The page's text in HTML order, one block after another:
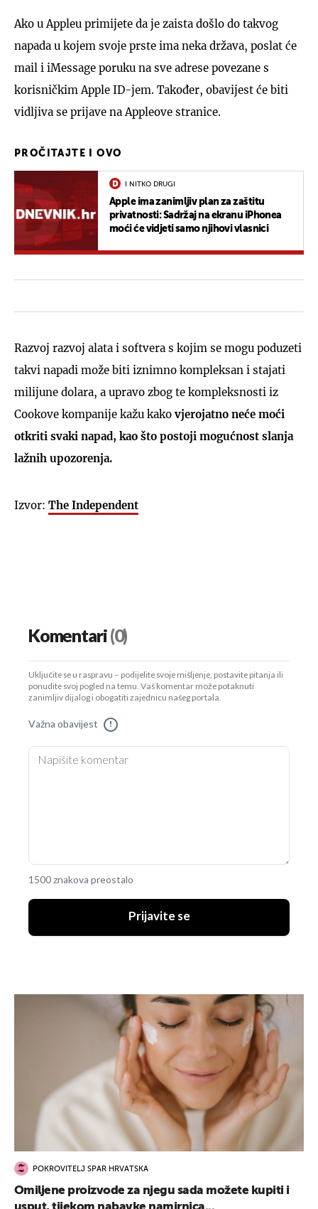
Ako u Appleu primijete da je zaista došlo do takvog
napada u kojem svoje prste ima neka država, poslat će
mail i iMessage poruku na sve adrese povezane s
korisničkim Apple ID-jem. Također, obavijest će biti
vidljiva se prijave na Appleove stranice.
PROČITAJTE I OVO
I NITKO DRUGI
Apple ima zanimljiv plan za zaštitu
privatnosti: Sadržaj na ekranu iPhonea
moći će vidjeti samo njihovi vlasnici
Razvoj razvoj alata i softvera s kojim se mogu poduzeti
takvi napadi može biti iznimno kompleksan i stajati
milijune dolara, a upravo zbog te kompleksnosti iz
Cookove kompanije kažu kakovjerojatno neće moći
otkriti svaki napad, kao što postoji mogućnost slanja
lažnih upozorenja.
Izvor: The Independent
Komentari(0)
Uključite se u raspravu – podijelite svoje mišljenje, postavite pitanja ili
ponudite svoj pogled na temu. Vaš komentar može potaknuti
zanimljiv dijalog i obogatiti zajednicu našeg portala.
Važna obavijest !
1500 znakova preostalo
Prijavite se
POKROVITELJ SPAR HRVATSKA
Omiljene proizvode za njegu sada možete kupiti i